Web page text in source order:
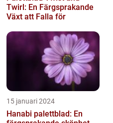
Twirl: En Färgsprakande
Växt att Falla för
15 januari 2024
Hanabi palettblad: En